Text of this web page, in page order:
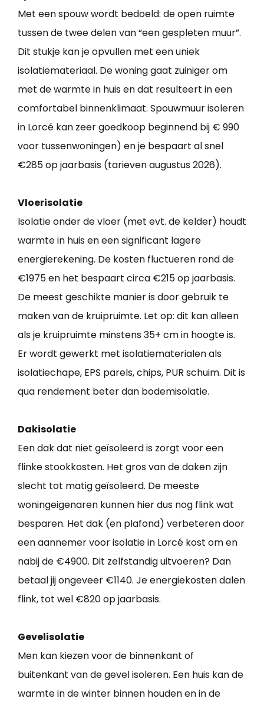
Met een spouw wordt bedoeld: de open ruimte
tussen de twee delen van “een gespleten muur”.
Dit stukje kan je opvullen met een uniek
isolatiemateriaal. De woning gaat zuiniger om
met de warmte in huis en dat resulteert in een
comfortabel binnenklimaat. Spouwmuur isoleren
in Lorcé kan zeer goedkoop beginnend bij € 990
voor tussenwoningen) en je bespaart al snel
€285 op jaarbasis (tarieven augustus 2026).
Vloerisolatie
Isolatie onder de vloer (met evt. de kelder) houdt
warmte in huis en een significant lagere
energierekening. De kosten fluctueren rond de
€1975 en het bespaart circa €215 op jaarbasis.
De meest geschikte manier is door gebruik te
maken van de kruipruimte. Let op: dit kan alleen
als je kruipruimte minstens 35+ cm in hoogte is.
Er wordt gewerkt met isolatiematerialen als
isolatiechape, EPS parels, chips, PUR schuim. Dit is
qua rendement beter dan bodemisolatie.
Dakisolatie
Een dak dat niet geïsoleerd is zorgt voor een
flinke stookkosten. Het gros van de daken zijn
slecht tot matig geïsoleerd. De meeste
woningeigenaren kunnen hier dus nog flink wat
besparen. Het dak (en plafond) verbeteren door
een aannemer voor isolatie in Lorcé kost om en
nabij de €4900. Dit zelfstandig uitvoeren? Dan
betaal jij ongeveer €1140. Je energiekosten dalen
flink, tot wel €820 op jaarbasis.
Gevelisolatie
Men kan kiezen voor de binnenkant of
buitenkant van de gevel isoleren. Een huis kan de
warmte in de winter binnen houden en in de